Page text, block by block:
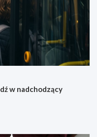
w nadchodzący